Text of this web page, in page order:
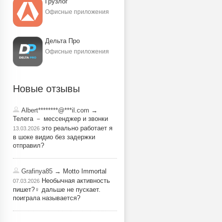
Офисные приложения
Дельта Про
Офисные приложения
Новые отзывы
Albert********@***il.com →
Телега － мессенджер и звонки
13.03.2026 это реально работает я
в шоке видио без задержки
отправил?
Grafinya85 → Motto Immortal
07.03.2026 Необычная активность
пишет?‍♀️ дальше не пускает.
поиграла называется?